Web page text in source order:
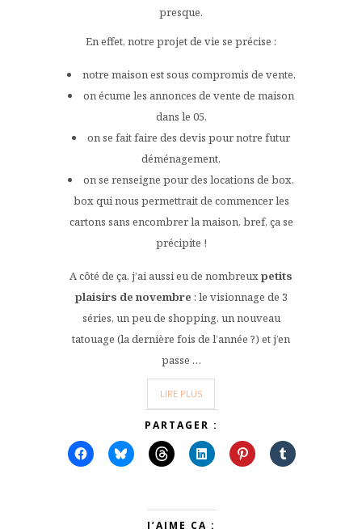
presque.
En effet, notre projet de vie se précise :
notre maison est sous compromis de vente,
on écume les annonces de vente de maison
dans le 05,
on se fait faire des devis pour notre futur
déménagement,
on se renseigne pour des locations de box,
box qui nous permettrait de commencer les
cartons sans encombrer la maison, bref, ça se
précipite !
A côté de ça, j’ai aussi eu de nombreuxpetits
plaisirs de novembre : le visionnage de 3
séries, un peu de shopping, un nouveau
tatouage (la dernière fois de l’année ?) et j’en
passe …
LIRE PLUS
PARTAGER :
J’AIME ÇA :